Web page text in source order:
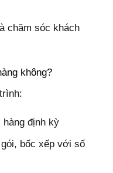
chăm sóc khách
không?
hàng định kỳ
bốc xếp với số